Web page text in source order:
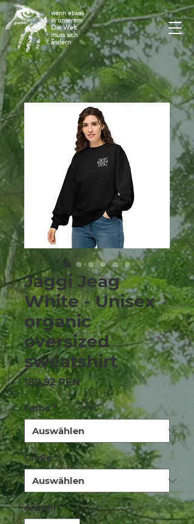
wenn etwas
in unserem
Die Welt
muss sich
ändern
Jaggi Jeag
White - Unisex
organic
oversized
sweatshirt
180,92 PENPreis
Farbe *
Größe *
Anzahl *